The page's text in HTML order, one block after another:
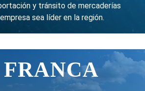
y tránsito de mercaderías
sea líder en la región.